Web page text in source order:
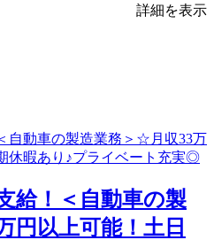
詳細を表示
給！＜自動車の製
円以上可能！土日